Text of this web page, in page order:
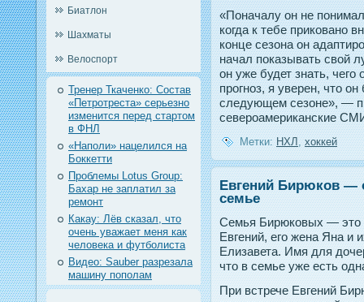
Биатлон
Шахматы
Велоспорт
Тренер Ткаченко: Состав
«Петротреста» серьезно
изменится перед стартом
в ФНЛ
«Наполи» нацелился на
Боккетти
Проблемы Lotus Group:
Бахар не заплатил за
ремонт
Какау: Лёв сказал, что
очень уважает меня как
человека и футболиста
Видео: Sauber разрезала
машину пополам
«Поначалу он не
когда к тебе приковано
конце сезона он
начал показывать свой
он уже будет знать,
прогноз, я уверен, что
следующем сезоне», —
североамериканские
Метки: НХЛ,хоккей
Евгений Бирюков —
семье
Семья Бирюковых — это
Евгений, его жена Яна и
Елизавета. Имя для
что в семье уже есть
При встрече Евгений